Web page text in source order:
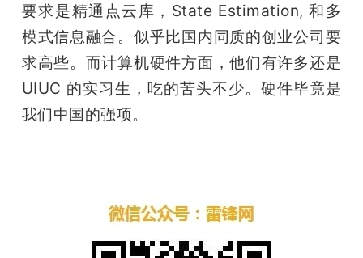
要求是精通点云库，State Estimation, 和多
模式信息融合。似乎比国内同质的创业公司要
求高些。而计算机硬件方面，他们有许多还是
UIUC 的实习生，吃的苦头不少。硬件毕竟是
我们中国的强项。